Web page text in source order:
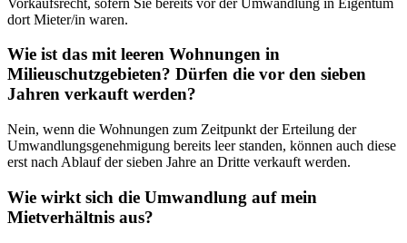
dort Mieter/in waren.
Wie ist das mit leeren Wohnungen in
Milieuschutzgebieten? Dürfen die vor den sieben
Jahren verkauft werden?
Nein, wenn die Wohnungen zum Zeitpunkt der Erteilung der
Umwandlungsgenehmigung bereits leer standen, können auch diese
erst nach Ablauf der sieben Jahre an Dritte verkauft werden.
Wie wirkt sich die Umwandlung auf mein
Mietverhältnis aus?